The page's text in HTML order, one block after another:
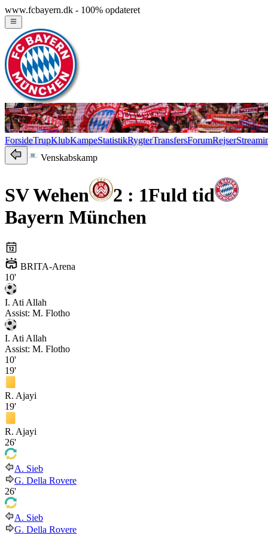
www.fcbayern.dk - 100% opdateret
ForsideTrupKlubKampeStatistikRygterTransfersForumRejser
Venskabskamp
SV Wehen 2 : 1Fuld tid
Bayern München
BRITA-Arena
10'
I. Ati Allah
Assist: M. Flotho
I. Ati Allah
Assist: M. Flotho
10'
19'
R. Ajayi
19'
R. Ajayi
26'
A. Sieb
G. Della Rovere
26'
A. Sieb
G. Della Rovere